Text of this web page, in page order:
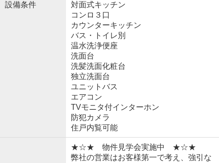
設備条件
対面式キッチン
コンロ３口
カウンターキッチン
バス・トイレ別
温水洗浄便座
洗面台
洗髪洗面化粧台
独立洗面台
ユニットバス
エアコン
TVモニタ付インターホン
防犯カメラ
住戸内覧可能
★☆★ 物件見学会実施中 ★☆★
弊社の営業はお客様第一で考え、強引な